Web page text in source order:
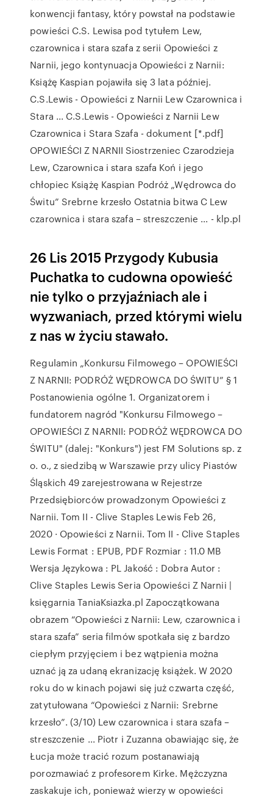
konwencji fantasy, który powstał na podstawie
powieści C.S. Lewisa pod tytułem Lew,
czarownica i stara szafa z serii Opowieści z
Narnii, jego kontynuacja Opowieści z Narnii:
Książę Kaspian pojawiła się 3 lata później.
C.S.Lewis - Opowieści z Narnii Lew Czarownica i
Stara ... C.S.Lewis - Opowieści z Narnii Lew
Czarownica i Stara Szafa - dokument [*.pdf]
OPOWIEŚCI Z NARNII Siostrzeniec Czarodzieja
Lew, Czarownica i stara szafa Koń i jego
chłopiec Książę Kaspian Podróż „Wędrowca do
Świtu” Srebrne krzesło Ostatnia bitwa C Lew
czarownica i stara szafa – streszczenie ... - klp.pl
26 Lis 2015 Przygody Kubusia
Puchatka to cudowna opowieść
nie tylko o przyjaźniach ale i
wyzwaniach, przed którymi wielu
z nas w życiu stawało.
Regulamin „Konkursu Filmowego – OPOWIEŚCI
Z NARNII: PODRÓŻ WĘDROWCA DO ŚWITU” § 1
Postanowienia ogólne 1. Organizatorem i
fundatorem nagród "Konkursu Filmowego –
OPOWIEŚCI Z NARNII: PODRÓŻ WĘDROWCA DO
ŚWITU" (dalej: "Konkurs") jest FM Solutions sp. z
o. o., z siedzibą w Warszawie przy ulicy Piastów
Śląskich 49 zarejestrowana w Rejestrze
Przedsiębiorców prowadzonym Opowieści z
Narnii. Tom II - Clive Staples Lewis Feb 26,
2020 · Opowieści z Narnii. Tom II - Clive Staples
Lewis Format : EPUB, PDF Rozmiar : 11.0 MB
Wersja Językowa : PL Jakość : Dobra Autor :
Clive Staples Lewis Seria Opowieści Z Narnii |
księgarnia TaniaKsiazka.pl Zapoczątkowana
obrazem “Opowieści z Narnii: Lew, czarownica i
stara szafa” seria filmów spotkała się z bardzo
ciepłym przyjęciem i bez wątpienia można
uznać ją za udaną ekranizację książek. W 2020
roku do w kinach pojawi się już czwarta część,
zatytułowana “Opowieści z Narnii: Srebrne
krzesło”. (3/10) Lew czarownica i stara szafa –
streszczenie ... Piotr i Zuzanna obawiając się, że
Łucja może tracić rozum postanawiają
porozmawiać z profesorem Kirke. Mężczyzna
zaskakuje ich, ponieważ wierzy w opowieści